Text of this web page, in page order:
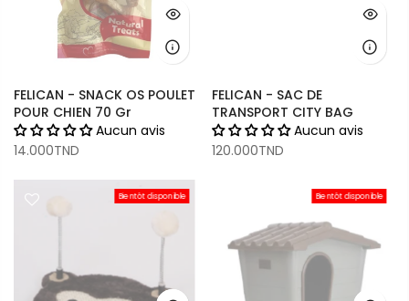
FELICAN - SNACK OS POULET
POUR CHIEN 70 Gr
Aucun avis
14.000TND
FELICAN - SAC DE
TRANSPORT CITY BAG
Aucun avis
120.000TND
Bientôt disponible Bientôt disponible